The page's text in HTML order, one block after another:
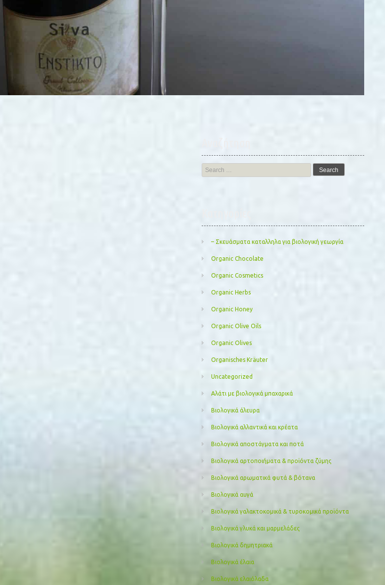
Search
for:
– Σκευάσματα καταλληλα για βιολογική γεωργία
Organic Chocolate
Organic Cosmetics
Organic Herbs
Organic Honey
Organic Olive Oils
Organic Olives
Organisches Kräuter
Uncategorized
Αλάτι με βιολογικά μπαχαρικά
Βιολογικά άλευρα
Βιολογικά αλλαντικά και κρέατα
Βιολογικά αποστάγματα και ποτά
Βιολογικά αρτοποιήματα & προϊόντα ζύμης
Βιολογικά αρωματικά φυτά & βότανα
Βιολογικά αυγά
Βιολογικά γαλακτοκομικά & τυροκομικά προϊόντα
Βιολογικά γλυκά και μαρμελάδες
Βιολογικά δημητριακά
Βιολογικά έλαια
Βιολογικά ελαιόλαδα